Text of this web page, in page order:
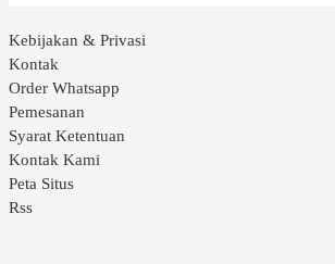
Kebijakan & Privasi
Kontak
Order Whatsapp
Pemesanan
Syarat Ketentuan
Kontak Kami
Peta Situs
Rss